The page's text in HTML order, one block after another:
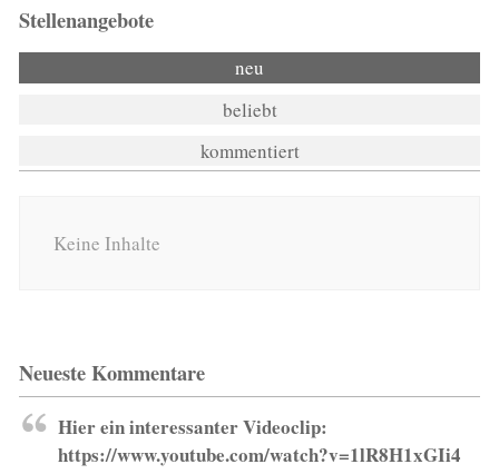
Stellenangebote
neu
beliebt
kommentiert
Keine Inhalte
Neueste Kommentare
Hier ein interessanter Videoclip:
https://www.youtube.com/watch?v=1lR8H1xGIi4